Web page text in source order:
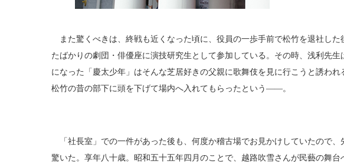
また驚くべきは、終戦も近くなった頃に、役員の一歩手前で松竹を退社し
たばかりの劇団・俳優座に演技研究生として参加している。その時、浅利先
になった「慶太少年」はそんな芝居好きの父親に歌舞伎を見に行こうと誘わ
松竹の昔の部下に頭を下げて場内へ入れてもらったという――。
「社長室」での一件があった後も、何度か稽古場でお見かけしていたので
驚いた。享年八十歳。昭和五十五年四月のことで、越路吹雪さんが民藝の舞台